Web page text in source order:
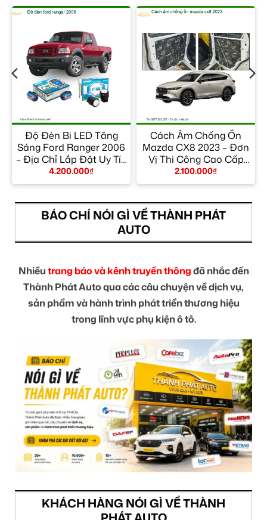
Độ Đèn Bi LED Tăng
Sáng Ford Ranger 2006
– Địa Chỉ Lắp Đặt Uy Tín
TPHCM
4.200.000₫
Cách Âm Chống Ồn
Mazda CX8 2023 – Đơn
Vị Thi Công Cao Cấp
TPHCM
2.100.000₫
BÁO CHÍ NÓI GÌ VỀ THÀNH PHÁT
AUTO
Nhiềutrang báo và kênh truyền thôngđã nhắc đến
Thành Phát Auto qua các câu chuyện về dịch vụ,
sản phẩm và hành trình phát triển thương hiệu
trong lĩnh vực phụ kiện ô tô.
KHÁCH HÀNG NÓI GÌ VỀ THÀNH